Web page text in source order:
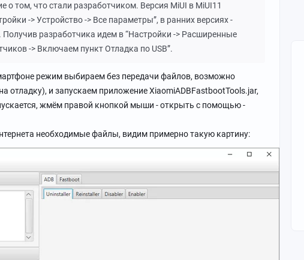
том, что стали разработчиком. Версия MiUI в MiUI11
-> Устройство -> Все параметры”, в ранних версиях -
Получив разработчика идем в “Настройки -> Расширенные
-> Включаем пункт Отладка по USB”.
режим выбираем без передачи файлов, возможно
отладку), и запускаем приложение XiaomiADBFastbootTools.jar,
жмём правой кнопкой мыши - открыть с помощью -
необходимые файлы, видим примерно такую картину: